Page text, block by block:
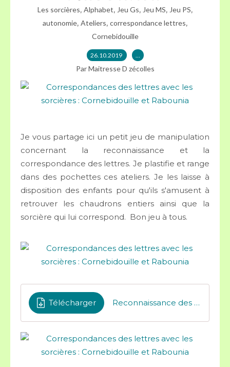
Les sorcières, Alphabet, Jeu Gs, Jeu MS, Jeu PS,
autonomie, Ateliers, correspondance lettres,
Cornebidouille
26.10.2019 …
Par Maitresse D zécolles
Je vous partage ici un petit jeu de manipulation
concernant la reconnaissance et la
correspondance des lettres. Je plastifie et range
dans des pochettes ces ateliers. Je les laisse à
disposition des enfants pour qu'ils s'amusent à
retrouver les chaudrons entiers ainsi que la
sorcière qui lui correspond. Bon jeu à tous.
Télécharger Reconnaissance des lettres association cornebidouille